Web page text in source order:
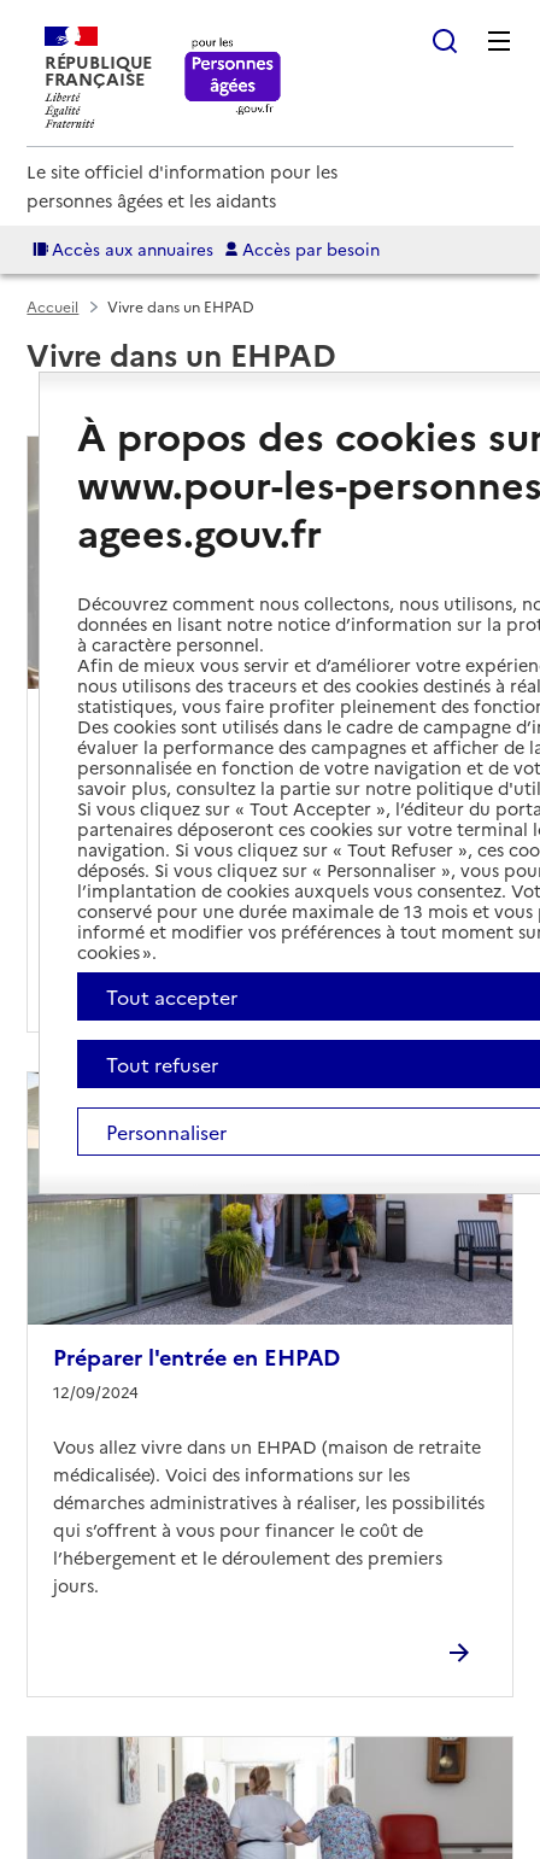
RÉPUBLIQUE
FRANÇAISE
Le site officiel d'information pour les
personnes âgées et les aidants
Accès aux annuaires Accès par besoin
Accueil Vivre dans un EHPAD
Vivre dans un EHPAD
Les différents établissements médicalisés
29/11/2024
Il existe deux types d'établissements médicalisés
pour les personnes âgées : les EHPAD
(établissements d'hébergement pour les personnes
âgées dépendantes) et les USLD (unités de soins de
longue durée).
Préparer l'entrée en EHPAD
12/09/2024
Vous allez vivre dans un EHPAD (maison de retraite
médicalisée). Voici des informations sur les
démarches administratives à réaliser, les possibilités
qui s’offrent à vous pour financer le coût de
l’hébergement et le déroulement des premiers
jours.
À propos des cookies
www.pour-les-
agees.gouv.fr
Découvrez comment nous collectons, nous utilisons,
données en lisant notre notice d’information sur la
à caractère personnel.
Afin de mieux vous servir et d’améliorer votre
nous utilisons des traceurs et des cookies destinés à
statistiques, vous faire profiter pleinement des
Des cookies sont utilisés dans le cadre de campagne
évaluer la performance des campagnes et afficher de
personnalisée en fonction de votre navigation et de
savoir plus, consultez la partie sur notre politique
Si vous cliquez sur « Tout Accepter », l’éditeur du
partenaires déposeront ces cookies sur votre terminal
navigation. Si vous cliquez sur « Tout Refuser », ces
déposés. Si vous cliquez sur « Personnaliser », vous
l’implantation de cookies auxquels vous consentez.
conservé pour une durée maximale de 13 mois et
informé et modifier vos préférences à tout moment
cookies ».
Tout accepter
Tout refuser
Personnaliser